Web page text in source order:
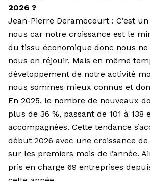
2026 ?
Jean-Pierre Deramecourt : C’est
nous car notre croissance est le
du tissu économique donc nous ne
nous en réjouir. Mais en même
développement de notre activité
nous sommes mieux connus et
En 2025, le nombre de nouveaux
plus de 36 %, passant de 101 à 138
accompagnées. Cette tendance
début 2026 avec une croissance de
sur les premiers mois de l’année.
pris en charge 69 entreprises